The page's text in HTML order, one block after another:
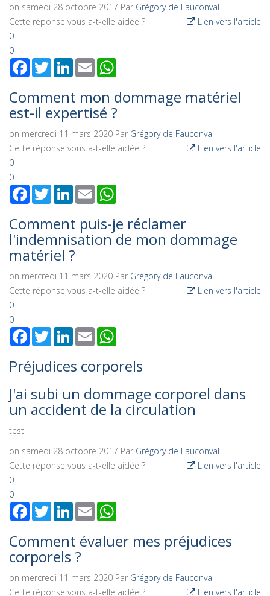
on samedi 28 octobre 2017 Par Grégory de Fauconval
Lien vers l'article
Cette réponse vous a-t-elle aidée ?
0
0
FacebookTwitterLinkedInEmail
Comment mon dommage matériel
est-il expertisé ?
on mercredi 11 mars 2020 Par Grégory de Fauconval
Lien vers l'article
Cette réponse vous a-t-elle aidée ?
0
0
FacebookTwitterLinkedInEmail
Comment puis-je réclamer
l'indemnisation de mon dommage
matériel ?
on mercredi 11 mars 2020 Par Grégory de Fauconval
Lien vers l'article
Cette réponse vous a-t-elle aidée ?
0
0
FacebookTwitterLinkedInEmail
Préjudices corporels
J'ai subi un dommage corporel dans
un accident de la circulation
test
on samedi 28 octobre 2017 Par Grégory de Fauconval
Lien vers l'article
Cette réponse vous a-t-elle aidée ?
0
0
FacebookTwitterLinkedInEmail
Comment évaluer mes préjudices
corporels ?
on mercredi 11 mars 2020 Par Grégory de Fauconval
Lien vers l'article
Cette réponse vous a-t-elle aidée ?